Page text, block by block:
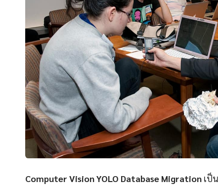
Computer Vision YOLO Database Migration เป็